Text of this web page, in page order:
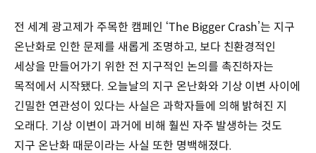
전 세계 광고제가 주목한 캠페인 ‘The Bigger Crash’는 지구
온난화로 인한 문제를 새롭게 조명하고, 보다 친환경적인
세상을 만들어가기 위한 전 지구적인 논의를 촉진하자는
목적에서 시작됐다. 오늘날의 지구 온난화와 기상 이변 사이에
긴밀한 연관성이 있다는 사실은 과학자들에 의해 밝혀진 지
오래다. 기상 이변이 과거에 비해 훨씬 자주 발생하는 것도
지구 온난화 때문이라는 사실 또한 명백해졌다.